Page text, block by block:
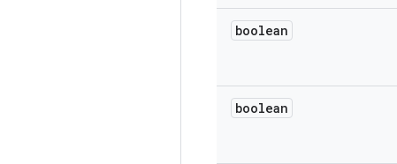
boolean
boolean